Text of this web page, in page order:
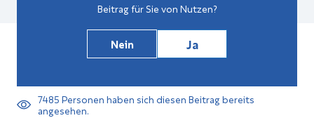
Beitrag für Sie von Nutzen?
Nein Ja
7485Personen haben sich diesen Beitrag bereits
angesehen.